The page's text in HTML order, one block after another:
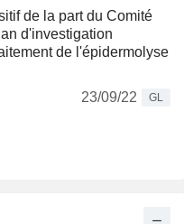
de la part du Comité
d'investigation
de l'épidermolyse
23/09/22
GL